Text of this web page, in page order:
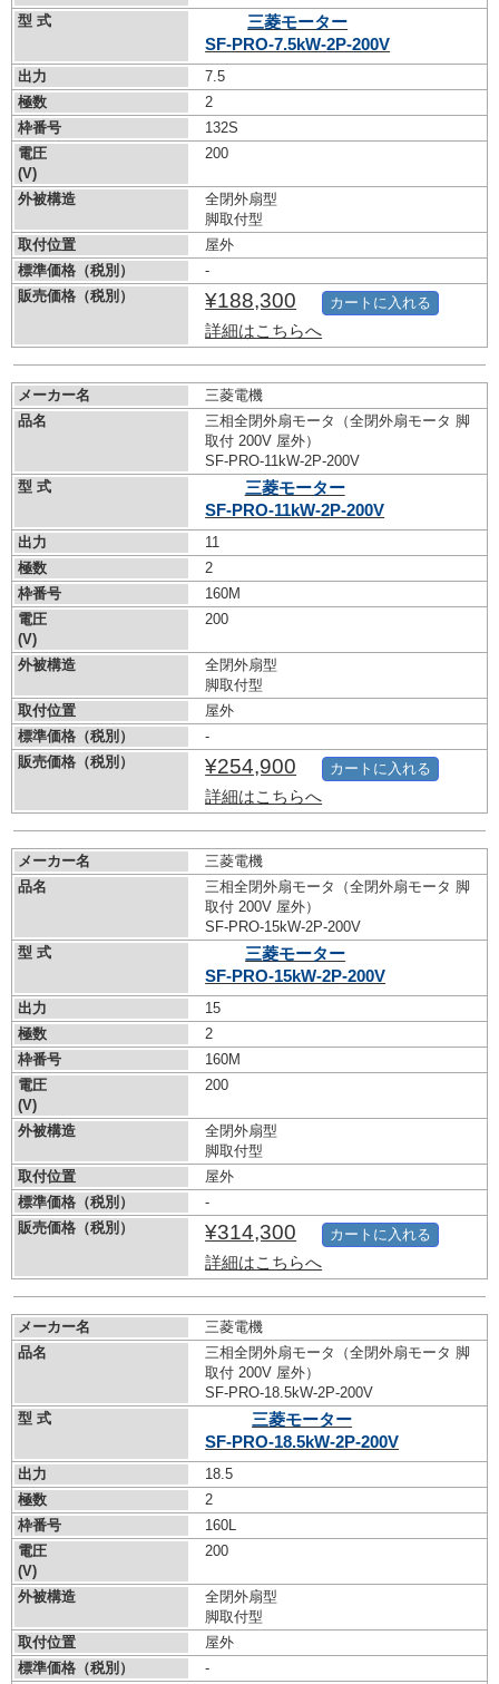
型 式
三菱モーター
SF-PRO-7.5kW-2P-200V
出力
7.5
極数
2
枠番号
132S
電圧
(V)
200
外被構造
全閉外扇型
脚取付型
取付位置
屋外
標準価格（税別）
-
販売価格（税別）
¥188,300
詳細はこちらへ
カートに入れる
メーカー名
三菱電機
品名
三相全閉外扇モータ（全閉外扇モータ 脚
取付 200V 屋外）
SF-PRO-11kW-2P-200V
型 式
三菱モーター
SF-PRO-11kW-2P-200V
出力
11
極数
2
枠番号
160M
電圧
(V)
200
外被構造
全閉外扇型
脚取付型
取付位置
屋外
標準価格（税別）
-
販売価格（税別）
¥254,900
詳細はこちらへ
カートに入れる
メーカー名
三菱電機
品名
三相全閉外扇モータ（全閉外扇モータ 脚
取付 200V 屋外）
SF-PRO-15kW-2P-200V
型 式
三菱モーター
SF-PRO-15kW-2P-200V
出力
15
極数
2
枠番号
160M
電圧
(V)
200
外被構造
全閉外扇型
脚取付型
取付位置
屋外
標準価格（税別）
-
販売価格（税別）
¥314,300
詳細はこちらへ
カートに入れる
メーカー名
三菱電機
品名
三相全閉外扇モータ（全閉外扇モータ 脚
取付 200V 屋外）
SF-PRO-18.5kW-2P-200V
型 式
三菱モーター
SF-PRO-18.5kW-2P-200V
出力
18.5
極数
2
枠番号
160L
電圧
(V)
200
外被構造
全閉外扇型
脚取付型
取付位置
屋外
標準価格（税別）
-